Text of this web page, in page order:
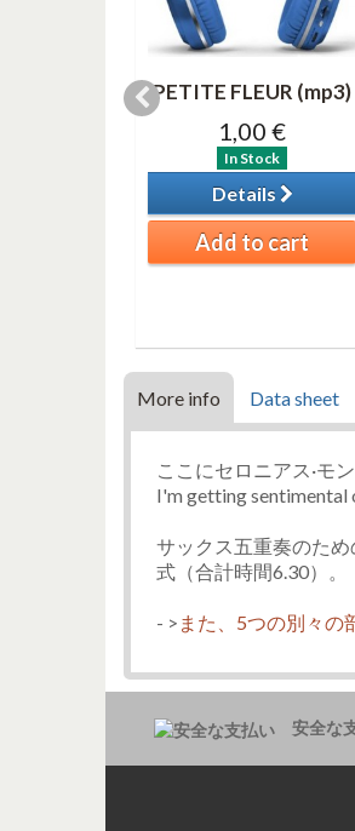
PETITE FLEUR (mp3)
1,00 €
In Stock
Details
Add to cart
More info Data sheet
ここにセロニアス·モ
I'm getting sentimental
サックス五重奏のた
式（合計時間6.30）。
- > また、5つの別々の
安全な